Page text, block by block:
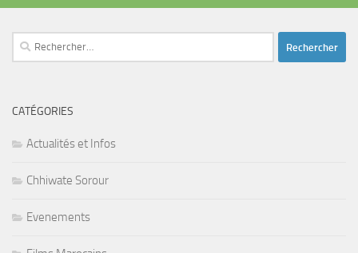
Rechercher :
CATÉGORIES
Actualités et Infos
Chhiwate Sorour
Evenements